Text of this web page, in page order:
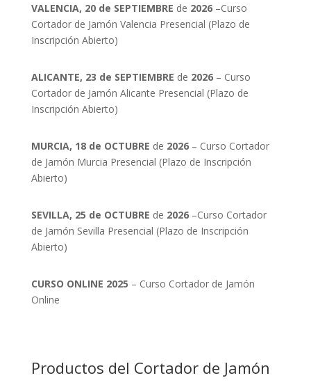
VALENCIA, 20 de SEPTIEMBRE de 2026–Curso
Cortador de Jamón Valencia Presencial (Plazo de
Inscripción Abierto)
ALICANTE, 23 de SEPTIEMBRE de 2026– Curso
Cortador de Jamón Alicante Presencial (Plazo de
Inscripción Abierto)
MURCIA, 18 de OCTUBRE de 2026– Curso Cortador
de Jamón Murcia Presencial (Plazo de Inscripción
Abierto)
SEVILLA, 25 de OCTUBRE de 2026–Curso Cortador
de Jamón Sevilla Presencial (Plazo de Inscripción
Abierto)
CURSO ONLINE 2025 – Curso Cortador de Jamón
Online
Productos del Cortador de Jamón